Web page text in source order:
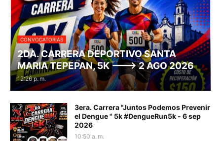
CONVOCATORIAS
2DA. CARRERA DEPORTIVO SANTA
MARIA TEPEPAN, 5K ---> 2 AGO 2026
12:26 p. m.
3era. Carrera "Juntos Podemos Prevenir
el Dengue " 5k #DengueRun5k - 6 sep
2026
10:50 a. m.